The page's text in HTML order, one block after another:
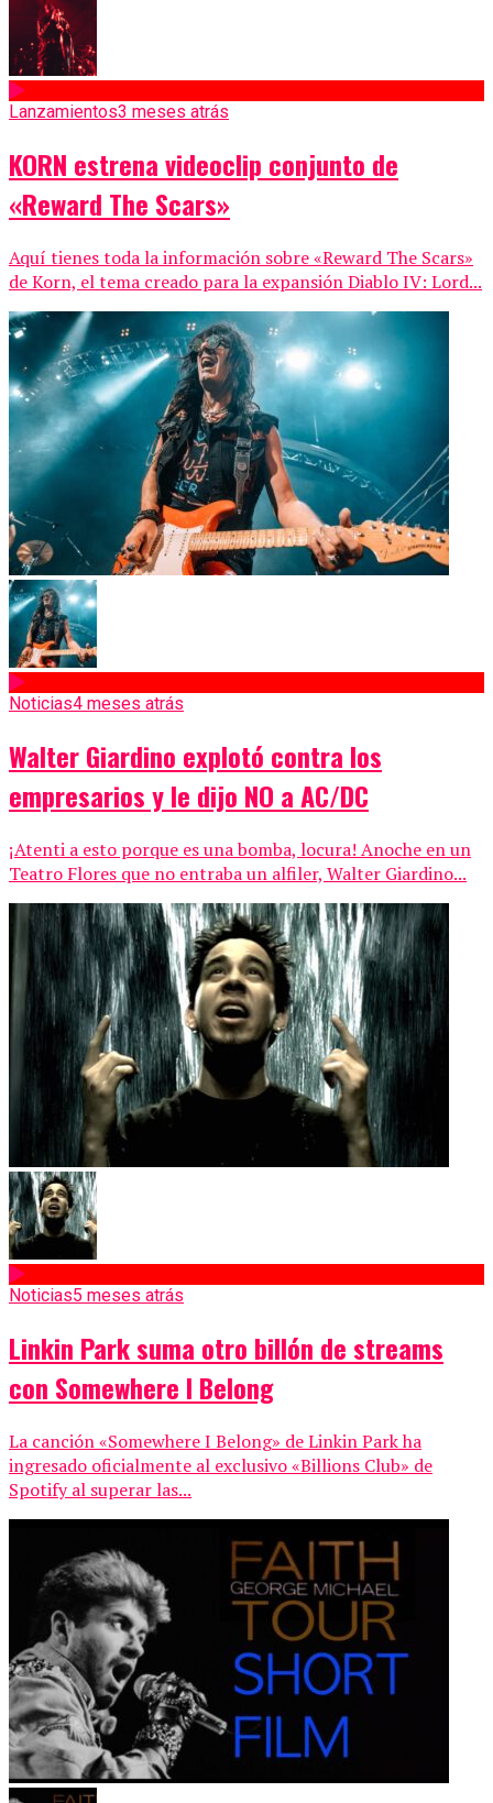
Lanzamientos3 meses atrás
KORN estrena videoclip conjunto de
«Reward The Scars»
Aquí tienes toda la información sobre «Reward The Scars»
de Korn, el tema creado para la expansión Diablo IV: Lord...
Noticias4 meses atrás
Walter Giardino explotó contra los
empresarios y le dijo NO a AC/DC
¡Atenti a esto porque es una bomba, locura! Anoche en un
Teatro Flores que no entraba un alfiler, Walter Giardino...
Noticias5 meses atrás
Linkin Park suma otro billón de streams
con Somewhere I Belong
La canción «Somewhere I Belong» de Linkin Park ha
ingresado oficialmente al exclusivo «Billions Club» de
Spotify al superar las...